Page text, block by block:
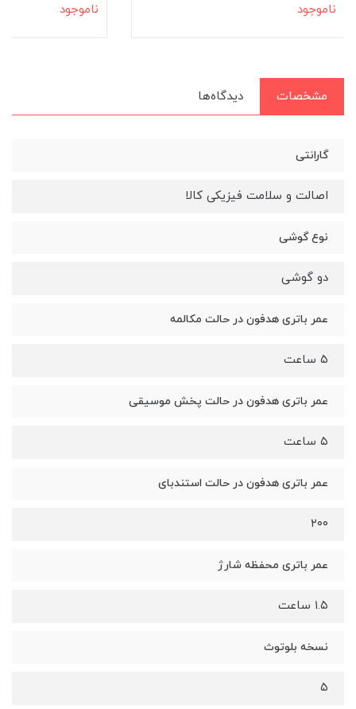
ناموجود ناموجود
مشخصات دیدگاه‌ها
گارانتی
اصالت و سلامت فیزیکی کالا
نوع گوشی
دو گوشی
عمر باتری هدفون در حالت مکالمه
۵ ساعت
عمر باتری هدفون در حالت پخش موسیقی
۵ ساعت
عمر باتری هدفون در حالت استندبای
۲۰۰
عمر باتری محفظه شارژ
۱.۵ ساعت
نسخه بلوتوث
۵